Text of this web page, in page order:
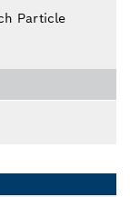
Particle